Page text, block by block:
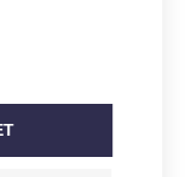
Miia
Vailla